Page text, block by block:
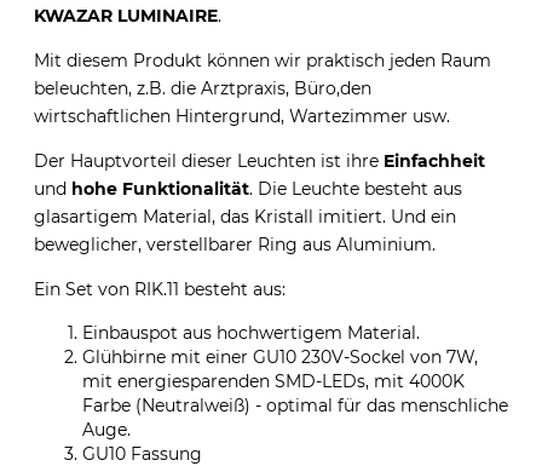
KWAZAR LUMINAIRE.
Mit diesem Produkt können wir praktisch jeden Raum
beleuchten, z.B. die Arztpraxis, Büro,den
wirtschaftlichen Hintergrund, Wartezimmer usw.
Der Hauptvorteil dieser Leuchten ist ihre Einfachheit
und hohe Funktionalität. Die Leuchte besteht aus
glasartigem Material, das Kristall imitiert. Und ein
beweglicher, verstellbarer Ring aus Aluminium.
Ein Set von RIK.11 besteht aus:
Einbauspot aus hochwertigem Material.
Glühbirne mit einer GU10 230V-Sockel von 7W,
mit energiesparenden SMD-LEDs, mit 4000K
Farbe (Neutralweiß) - optimal für das menschliche
Auge.
GU10 Fassung